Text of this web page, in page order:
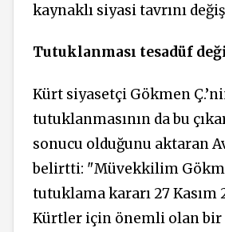
kaynaklı siyasi tavrını
Tutuklanması tesadüf
Kürt siyasetçi Gökmen
tutuklanmasının da bu
sonucu olduğunu aktaran
belirtti: "Müvekkilim
tutuklama kararı 27 Kasım
Kürtler için önemli olan